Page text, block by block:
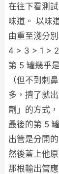
在往下看測
味道。 以味
由重至淺分
4 > 3 > 1 >
第 5 罐幾乎
（但不到刺
多，擠了就
劑」的方式
最後的第 5
出管是分開
然後蓋上他
那根輸出管